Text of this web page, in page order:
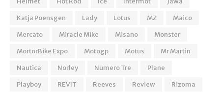
Katja Poensgen
Lady Lotus MZ
Maico
Mercato
Miracle Mike Misano
Monster
MortorBike Expo
Motogp Motus
Mr Martin
Nautica
Norley Numero Tre
Plane
Playboy
REVIT Reeves Review
Rizoma